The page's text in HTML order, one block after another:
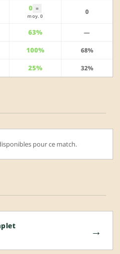
0 =
moy. 0
0
63% —
100% 68%
25% 32%
pour ce match.
→